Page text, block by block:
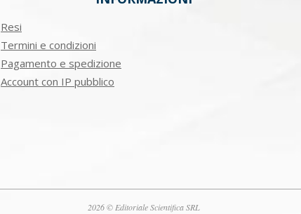
Resi
Termini e condizioni
Pagamento e spedizione
Account con IP pubblico
2026 © Editoriale Scientifica SRL